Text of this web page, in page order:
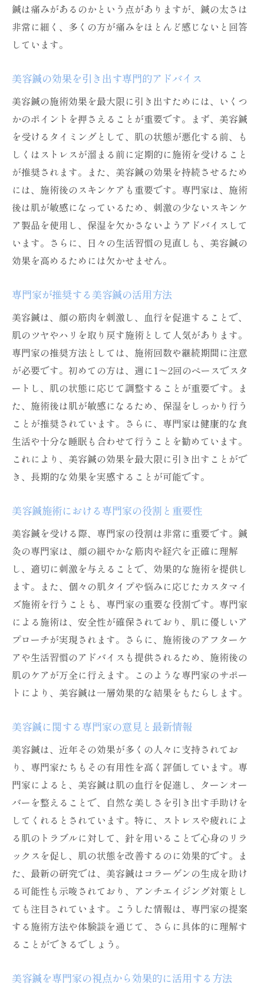
鍼は痛みがあるのかという点がありますが、鍼の太さは
非常に細く、多くの方が痛みをほとんど感じないと回答
しています。
美容鍼の効果を引き出す専門的アドバイス
美容鍼の施術効果を最大限に引き出すためには、いくつ
かのポイントを押さえることが重要です。まず、美容鍼
を受けるタイミングとして、肌の状態が悪化する前、も
しくはストレスが溜まる前に定期的に施術を受けること
が推奨されます。また、美容鍼の効果を持続させるため
には、施術後のスキンケアも重要です。専門家は、施術
後は肌が敏感になっているため、刺激の少ないスキンケ
ア製品を使用し、保湿を欠かさないようアドバイスして
います。さらに、日々の生活習慣の見直しも、美容鍼の
効果を高めるためには欠かせません。
専門家が推奨する美容鍼の活用方法
美容鍼は、顔の筋肉を刺激し、血行を促進することで、
肌のツヤやハリを取り戻す施術として人気があります。
専門家の推奨方法としては、施術回数や継続期間に注意
が必要です。初めての方は、週に1〜2回のペースでスタ
ートし、肌の状態に応じて調整することが重要です。ま
た、施術後は肌が敏感になるため、保湿をしっかり行う
ことが推奨されています。さらに、専門家は健康的な食
生活や十分な睡眠も合わせて行うことを勧めています。
これにより、美容鍼の効果を最大限に引き出すことがで
き、長期的な効果を実感することが可能です。
美容鍼施術における専門家の役割と重要性
美容鍼を受ける際、専門家の役割は非常に重要です。鍼
灸の専門家は、顔の細やかな筋肉や経穴を正確に理解
し、適切に刺激を与えることで、効果的な施術を提供し
ます。また、個々の肌タイプや悩みに応じたカスタマイ
ズ施術を行うことも、専門家の重要な役割です。専門家
による施術は、安全性が確保されており、肌に優しいア
プローチが実現されます。さらに、施術後のアフターケ
アや生活習慣のアドバイスも提供されるため、施術後の
肌のケアが万全に行えます。このような専門家のサポー
トにより、美容鍼は一層効果的な結果をもたらします。
美容鍼に関する専門家の意見と最新情報
美容鍼は、近年その効果が多くの人々に支持されてお
り、専門家たちもその有用性を高く評価しています。専
門家によると、美容鍼は肌の血行を促進し、ターンオー
バーを整えることで、自然な美しさを引き出す手助けを
してくれるとされています。特に、ストレスや疲れによ
る肌のトラブルに対して、針を用いることで心身のリラ
ックスを促し、肌の状態を改善するのに効果的です。ま
た、最新の研究では、美容鍼はコラーゲンの生成を助け
る可能性も示唆されており、アンチエイジング対策とし
ても注目されています。こうした情報は、専門家の提案
する施術方法や体験談を通じて、さらに具体的に理解す
ることができるでしょう。
美容鍼を専門家の視点から効果的に活用する方法